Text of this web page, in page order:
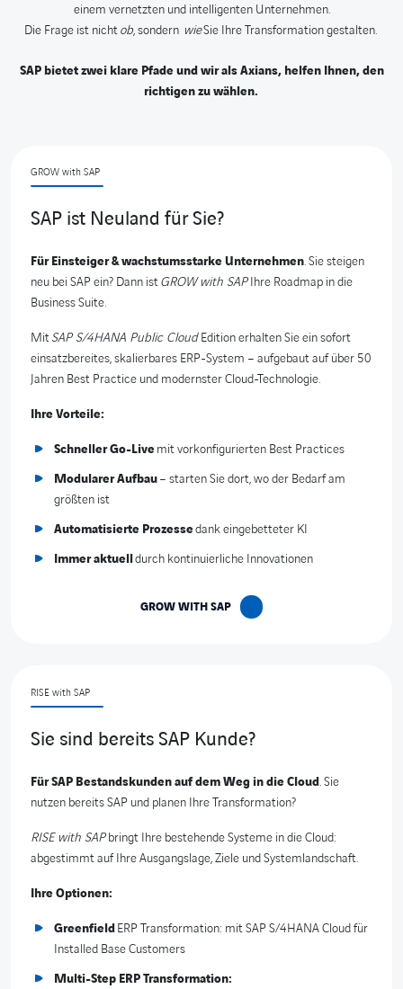
einem vernetzten und intelligenten Unternehmen.
Die Frage ist nichtob, sondern wieSie Ihre Transformation gestalten.
SAP bietet zwei klare Pfade und wir als Axians, helfen Ihnen, den
richtigen zu wählen.
GROW with SAP
SAP ist Neuland für Sie?
Für Einsteiger & wachstumsstarke Unternehmen. Sie steigen
neu bei SAP ein? Dann istGROW with SAPIhre Roadmap in die
Business Suite.
MitSAP S/4HANA Public CloudEdition erhalten Sie ein sofort
einsatzbereites, skalierbares ERP-System – aufgebaut auf über 50
Jahren Best Practice und modernster Cloud-Technologie.
Ihre Vorteile:
Schneller Go-Livemit vorkonfigurierten Best Practices
Modularer Aufbau– starten Sie dort, wo der Bedarf am
größten ist
Automatisierte Prozessedank eingebetteter KI
Immer aktuelldurch kontinuierliche Innovationen
GROW WITH SAP
RISE with SAP
Sie sind bereits SAP Kunde?
Für SAP Bestandskunden auf dem Weg in die Cloud. Sie
nutzen bereits SAP und planen Ihre Transformation?
RISE with SAPbringt Ihre bestehende Systeme in die Cloud:
abgestimmt auf Ihre Ausgangslage, Ziele und Systemlandschaft.
Ihre Optionen:
GreenfieldERP Transformation: mit SAP S/4HANA Cloud für
Installed Base Customers
Multi-Step ERP Transformation: